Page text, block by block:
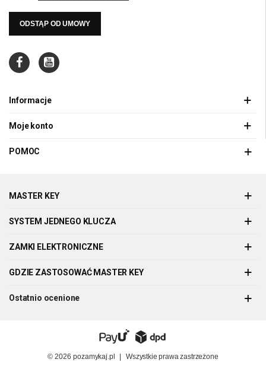
ODSTĄP OD UMOWY
Informacje
Moje konto
POMOC
MASTER KEY
SYSTEM JEDNEGO KLUCZA
ZAMKI ELEKTRONICZNE
GDZIE ZASTOSOWAĆ MASTER KEY
Ostatnio ocenione
© 2026 pozamykaj.pl Wszystkie prawa zastrzeżone